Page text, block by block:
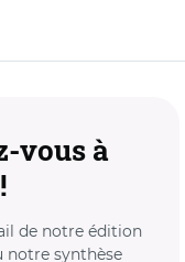
vous à
de notre édition
notre synthèse